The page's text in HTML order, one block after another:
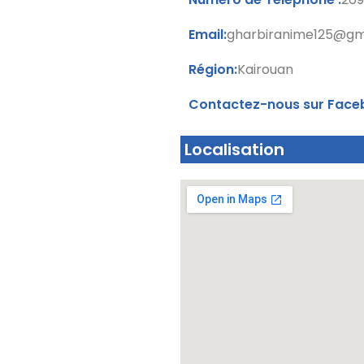
Email:
Région:Kairouan
Contactez-nous sur
Localisation